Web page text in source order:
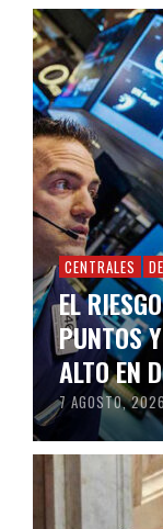
CENTRALES
EL
PUNTOS
ALTO EN
7 AGOSTO, 2026